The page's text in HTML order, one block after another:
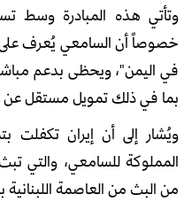
وتأتي هذه المبادرة وسط
خصوصاً أن السامعي يُعرف على
في اليمن"، ويحظى بدعم
بما في ذلك تمويل مستقل عن
ويُشار إلى أن إيران تكفلت
المملوكة للسامعي، والتي
من البث من العاصمة